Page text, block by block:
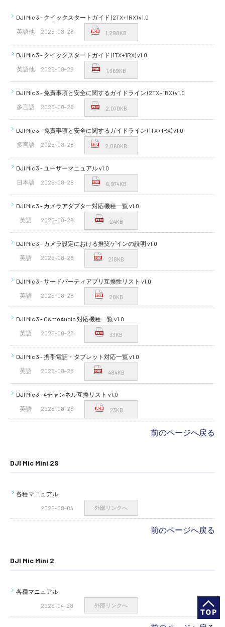
DJI Mic 3 - クイックスタートガイド (2TX+1RX) v1.0
英語他
2025-08-28 1,298KB
DJI Mic 3 - クイックスタートガイド (1TX+1RX) v1.0
英語他
2025-08-28 1,369KB
DJI Mic 3 - 免責事項と安全に関するガイドライン (2TX+1RX) v1.0
多言語
2025-08-28 2,070KB
DJI Mic 3 - 免責事項と安全に関するガイドライン (1TX+1RX) v1.0
多言語
2025-08-28 2,060KB
DJI Mic 3 - ユーザーマニュアル v1.0
日本語
2025-08-28 6,974KB
DJI Mic 3 - カメラアダプター対応機種一覧 v1.0
英語
2025-08-28 24KB
DJI Mic 3 - カメラ設定における推奨ゲインの説明 v1.0
英語
2025-08-28 218KB
DJI Mic 3 - サードパーティアプリ互換性リスト v1.0
英語
2025-08-28 28KB
DJI Mic 3 - OsmoAudio 対応機種一覧 v1.0
英語
2025-08-28 33KB
DJI Mic 3 - 携帯電話・タブレット対応一覧 v1.0
英語
2025-08-28 484KB
DJI Mic 3 - 4チャンネル互換リスト v1.0
英語
2025-08-28 23KB
前のページへ戻る
DJI Mic Mini 2S
各種マニュアル
2026-08-04
外部リンクへ
前のページへ戻る
DJI Mic Mini 2
各種マニュアル
2026-04-28
外部リンクへ